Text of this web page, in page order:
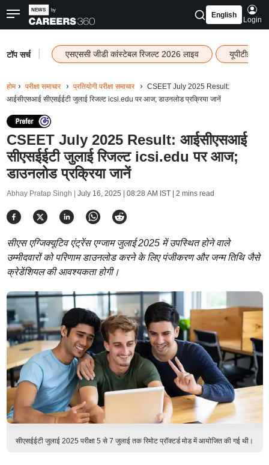
English
Login
टॉप सर्च एसएससी जीडी कांस्टेबल रिजल्ट 2026 लाइव यूपीटीईटी
होम परीक्षा समाचार प्रतियोगी परीक्षा समाचार
CSEET July 2025 Result:
आईसीएसआई सीएसईईटी जुलाई रिजल्ट icsi.edu पर आज; डाउनलोड प्रक्रिया जानें
CSEET July 2025 Result: आईसीएसआई
सीएसईईटी जुलाई रिजल्ट icsi.edu पर आज;
डाउनलोड प्रक्रिया जानें
Abhay Pratap Singh | July 16, 2025 | 08:28 AM IST| 2 mins read
सीएस एग्जिक्यूटिव एंट्रेंस एग्जाम जुलाई 2025 में उपस्थित होने वाले
उम्मीदवारों को परिणाम डाउनलोड करने के लिए पंजीकरण और जन्म तिथि जैसे
क्रेडेंशियल की आवश्यकता होगी।
सीएसईईटी जुलाई 2025 परीक्षा 5 से 7 जुलाई तक रिमोट प्रॉक्टर्ड मोड में आयोजित की गई थी।